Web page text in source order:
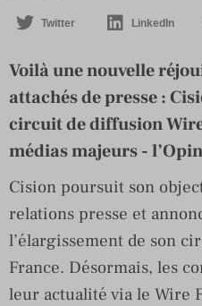
Twitter LinkedIn
Voilà une nouvelle
attachés de presse :
circuit de diffusion
médias majeurs -
Cision poursuit son
relations presse et
l’élargissement de son
France. Désormais, les
leur actualité via le Wire